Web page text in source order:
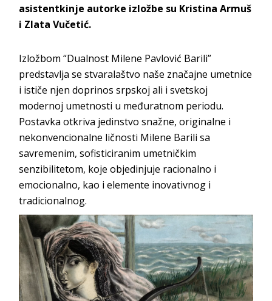
asistentkinje autorke izložbe su Kristina Armuš
i Zlata Vučetić.
Izložbom “Dualnost Milene Pavlović Barili”
predstavlja se stvaralaštvo naše značajne umetnice
i ističe njen doprinos srpskoj ali i svetskoj
modernoj umetnosti u međuratnom periodu.
Postavka otkriva jedinstvo snažne, originalne i
nekonvencionalne ličnosti Milene Barili sa
savremenim, sofisticiranim umetničkim
senzibilitetom, koje objedinjuje racionalno i
emocionalno, kao i elemente inovativnog i
tradicionalnog.